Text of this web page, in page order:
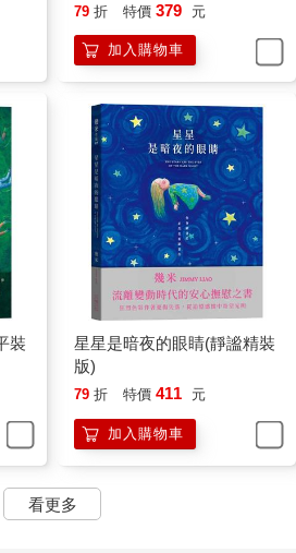
79 折 特價 379 元
加入購物車
裝
星星是暗夜的眼睛(靜謐精裝
版)
79 折 特價 411 元
加入購物車
看更多